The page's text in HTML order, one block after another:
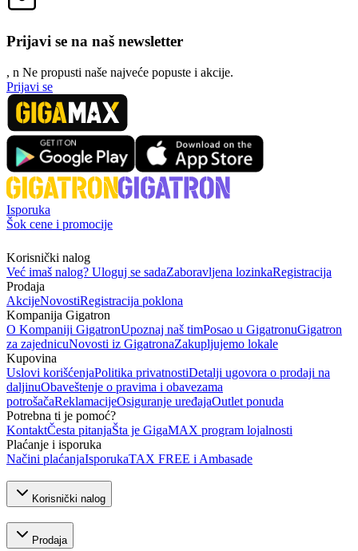
Prijavi se na naš newsletter
, n Ne propusti naše najveće popuste i akcije.
Prijavi se
Isporuka
Šok cene i promocije
Korisnički nalog
Već imaš nalog? Uloguj se sadaZaboravljena lozinkaRegistracija
Prodaja
AkcijeNovostiRegistracija poklona
Kompanija Gigatron
O Kompaniji GigatronUpoznaj naš timPosao u GigatronuGigatron
za zajednicuNovosti iz GigatronaZakupljujemo lokale
Kupovina
Uslovi korišćenjaPolitika privatnostiDetalji ugovora o prodaji na
daljinuObaveštenje o pravima i obavezama
potrošačaReklamacijeOsiguranje uređajaOutlet ponuda
Potrebna ti je pomoć?
KontaktČesta pitanjaŠta je GigaMAX program lojalnosti
Plaćanje i isporuka
Načini plaćanjaIsporukaTAX FREE i Ambasade
Korisnički nalog
Prodaja